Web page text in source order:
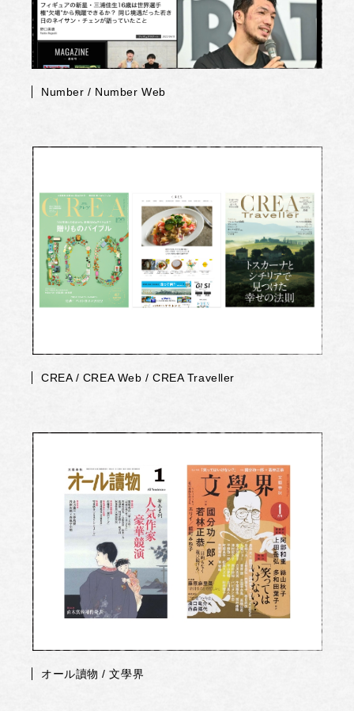
Number / Number Web
CREA / CREA Web / CREA Traveller
オール讀物 / 文學界